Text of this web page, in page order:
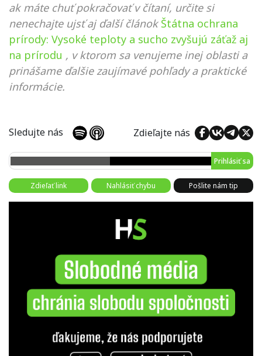
ak máte chuť pokračovať v čítaní, určite si
nenechajte ujsť aj ďalší článok Štátna ochrana
prírody: Vysoké teploty a sucho zvyšujú záťaž aj
na prírodu , v ktorom sa venujeme inej oblasti a
prinášame ďalšie zaujímavé pohľady a praktické
informácie.
Sledujte nás Zdieľajte nás
Prihlásiť sa
Zdieľať link Nahlásiť chybu Pošlite nám tip